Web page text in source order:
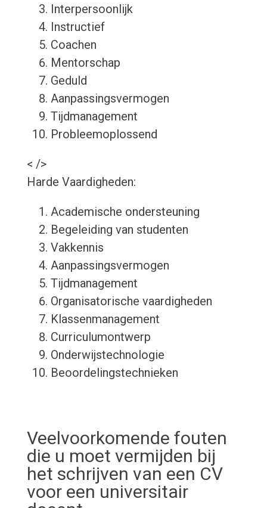
Interpersoonlijk
Instructief
Coachen
Mentorschap
Geduld
Aanpassingsvermogen
Tijdmanagement
Probleemoplossend
< />
Harde Vaardigheden:
Academische ondersteuning
Begeleiding van studenten
Vakkennis
Aanpassingsvermogen
Tijdmanagement
Organisatorische vaardigheden
Klassenmanagement
Curriculumontwerp
Onderwijstechnologie
Beoordelingstechnieken
Veelvoorkomende fouten
die u moet vermijden bij
het schrijven van een CV
voor een universitair